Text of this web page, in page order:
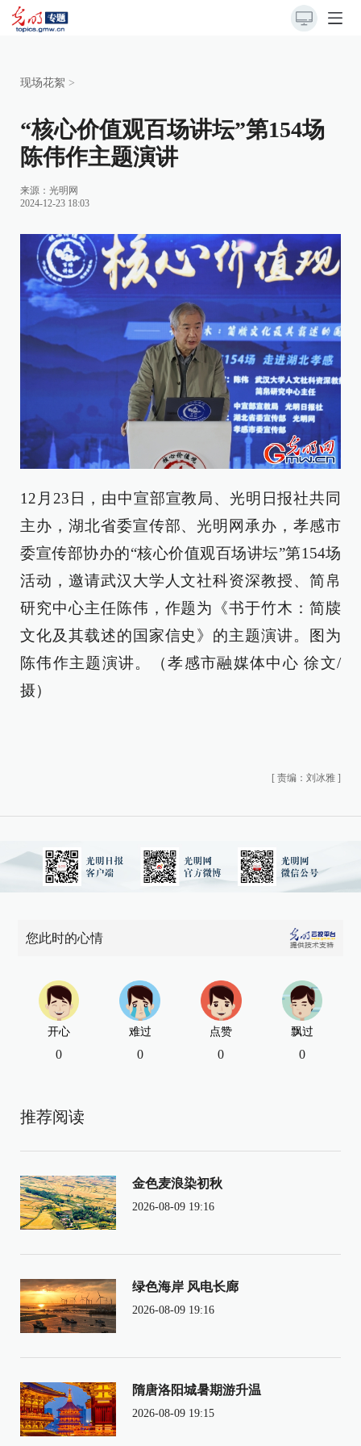
现场花絮 >
“核心价值观百场讲坛”第154场
陈伟作主题演讲
来源： 光明网
2024-12-23 18:03
12月23日，由中宣部宣教局、光明日报社共同
主办，湖北省委宣传部、光明网承办，孝感市
委宣传部协办的“核心价值观百场讲坛”第154场
活动，邀请武汉大学人文社科资深教授、简帛
研究中心主任陈伟，作题为《书于竹木：简牍
文化及其载述的国家信史》的主题演讲。图为
陈伟作主题演讲。（孝感市融媒体中心 徐文/
摄）
[ 责编：刘冰雅 ]
您此时的心情
开心
0
难过
0
点赞
0
飘过
0
推荐阅读
金色麦浪染初秋
2026-08-09 19:16
绿色海岸 风电长廊
2026-08-09 19:16
隋唐洛阳城暑期游升温
2026-08-09 19:15